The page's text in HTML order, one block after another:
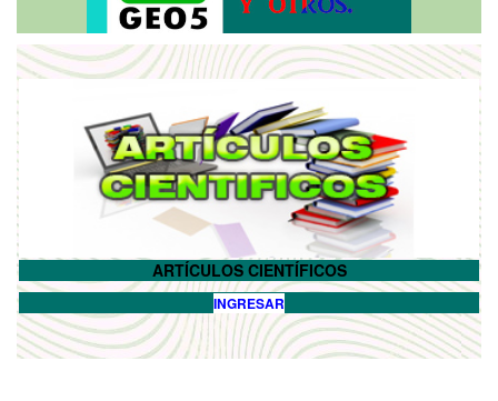
ARTÍCULOS CIENTÍFICOS
INGRESAR